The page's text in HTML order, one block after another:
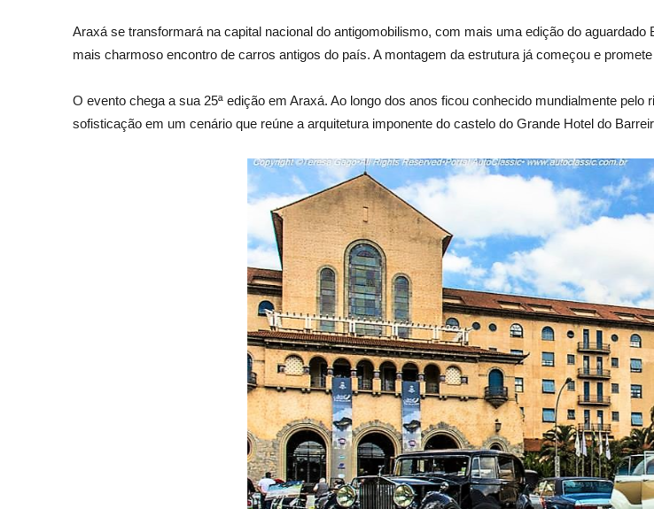
Araxá se transformará na capital nacional do antigomobilismo, com mais uma edição do aguardado
mais charmoso encontro de carros antigos do país. A montagem da estrutura já começou e
O evento chega a sua 25ª edição em Araxá. Ao longo dos anos ficou conhecido mundialmente
sofisticação em um cenário que reúne a arquitetura imponente do castelo do Grande Hotel do